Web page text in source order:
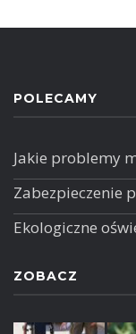
POLECAMY
Jakie problemy
Zabezpieczenie
Ekologiczne
ZOBACZ